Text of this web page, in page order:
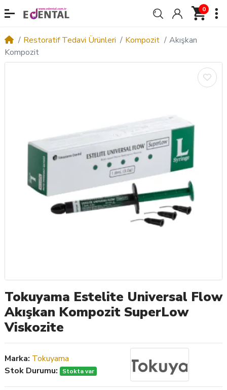
0
Restoratif Tedavi Ürünleri Kompozit
Akışkan
Kompozit
Tokuyama Estelite Universal Flow
Akışkan Kompozit SuperLow
Viskozite
Marka: Tokuyama
Stok Durumu:
Stokta var